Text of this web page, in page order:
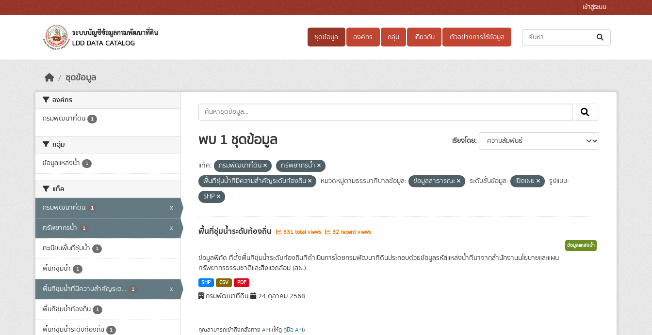
เข้าสู่ระบบ
ชุดข้อมูล องค์กร กลุ่ม เกี่ยวกับ ตัวอย่างการใช้ข้อมูล
ชุดข้อมูล
องค์กร
กรมพัฒนาที่ดิน 1
กลุ่ม
ข้อมูลแหล่งน้ำ 1
แท็ค
กรมพัฒนาที่ดิน 1 x
ทรัพยากรน้ำ 1 x
ทะเบียนพื้นที่ชุ่มน้ำ 1
พื้นที่ชุ่มน้ำ 1
พื้นที่ชุ่มน้ำที่มีความสําคัญระด... 1 x
พื้นที่ชุ่มน้ำท้องถิ่น 1
พื้นที่ชุ่มน้ำระดับท้องถิ่น 1
เรียงโดย
พบ 1 ชุดข้อมูล
แท็ค: กรมพัฒนาที่ดิน
ทรัพยากรน้ำ
พื้นที่ชุ่มน้ำที่มีความสําคัญระดับท้องถิ่น
หมวดหมู่ตามธรรมาภิบาลข้อมูล: ข้อมูลสาธารณะ ระดับชั้นข้อมูล: เปิดเผย
รูปแบบ:
SHP
พื้นที่ชุ่มน้ำระดับท้องถิ่น 631 total views 32 recent views
ข้อมูลแหล่งน้ำ
ข้อมูลพิกัด ที่ตั้งพื้นที่ชุ่มน้ำระดับท้องถิ่นที่ดำเนินการโดยกรมพัฒนาที่ดินประกอบด้วยข้อมูลรหัสแหล่งน้ำที่มาจากสำนักงานนโยบายและแผน
ทรัพยากรธรรมชาติและสิ่งแวดล้อม (สผ.)...
SHP CSV PDF
กรมพัฒนาที่ดิน 24 ตุลาคม 2568
คุณสามารถเข้าถึงคลังทาง API (ให้ดู คู่มือ API).